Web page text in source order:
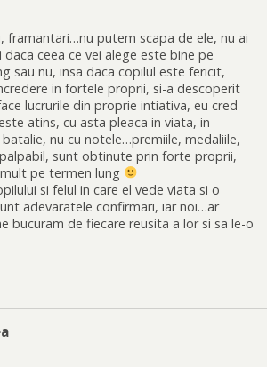
framantari…nu putem scapa de ele, nu ai
daca ceea ce vei alege este bine pe
sau nu, insa daca copilul este fericit,
in fortele proprii, si-a descoperit
lucrurile din proprie intiativa, eu cred
atins, cu asta pleaca in viata, in
nu cu notele…premiile, medaliile,
sunt obtinute prin forte proprii,
pe termen lung
si felul in care el vede viata si o
adevaratele confirmari, iar noi…ar
bucuram de fiecare reusita a lor si sa le-o